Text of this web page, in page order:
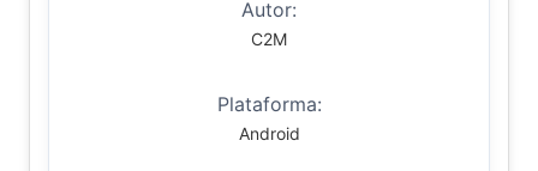
Autor:
C2M
Plataforma:
Android